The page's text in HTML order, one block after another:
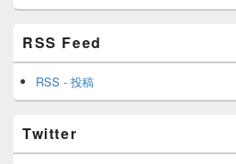
RSS Feed
RSS - 投稿
Twitter